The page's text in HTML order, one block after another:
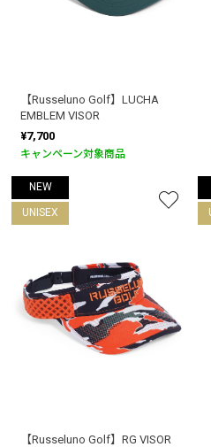
【Russeluno Golf】LUCHA
EMBLEM VISOR
¥7,700
キャンペーン対象商品
NEW
UNISEX
【Russeluno Golf】RG VISOR